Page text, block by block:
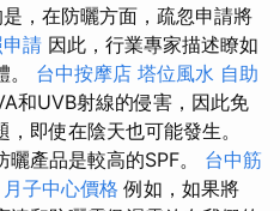
，在防曬方面，疏忽申請將
請 因此，行業專家描述瞭如
。 台中按摩店 塔位風水 自助
和UVB射線的侵害，因此免
即使在陰天也可能發生。
產品是較高的SPF。 台中筋
月子中心價格 例如，如果將